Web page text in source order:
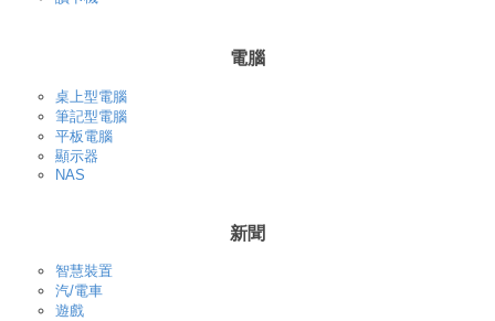
電腦
桌上型電腦
筆記型電腦
平板電腦
顯示器
NAS
新聞
智慧裝置
汽/電車
遊戲